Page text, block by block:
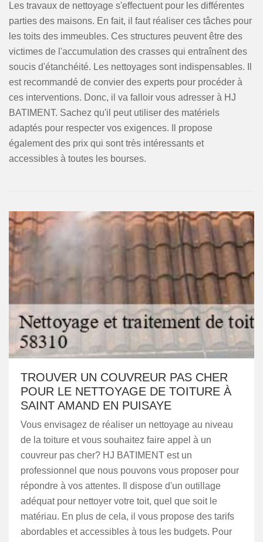
Les travaux de nettoyage s'effectuent pour les différentes
parties des maisons. En fait, il faut réaliser ces tâches pour
les toits des immeubles. Ces structures peuvent être des
victimes de l'accumulation des crasses qui entraînent des
soucis d'étanchéité. Les nettoyages sont indispensables. Il
est recommandé de convier des experts pour procéder à
ces interventions. Donc, il va falloir vous adresser à HJ
BATIMENT. Sachez qu'il peut utiliser des matériels
adaptés pour respecter vos exigences. Il propose
également des prix qui sont très intéressants et
accessibles à toutes les bourses.
TROUVER UN COUVREUR PAS CHER
POUR LE NETTOYAGE DE TOITURE À
SAINT AMAND EN PUISAYE
Vous envisagez de réaliser un nettoyage au niveau
de la toiture et vous souhaitez faire appel à un
couvreur pas cher? HJ BATIMENT est un
professionnel que nous pouvons vous proposer pour
répondre à vos attentes. Il dispose d'un outillage
adéquat pour nettoyer votre toit, quel que soit le
matériau. En plus de cela, il vous propose des tarifs
abordables et accessibles à tous les budgets. Pour